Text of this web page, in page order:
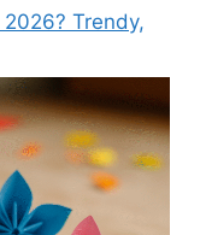
Trendy,